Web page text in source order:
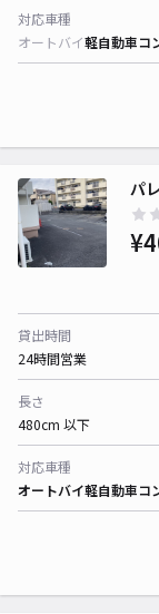
対応車種
オートバイ軽自動車コ
パ
貸出時間
24時間営業
長さ
480cm 以下
対応車種
オートバイ軽自動車コ